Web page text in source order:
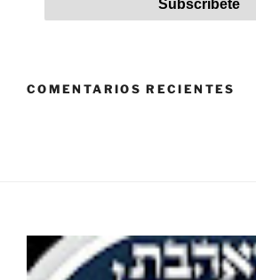
COMENTARIOS RECIENTES